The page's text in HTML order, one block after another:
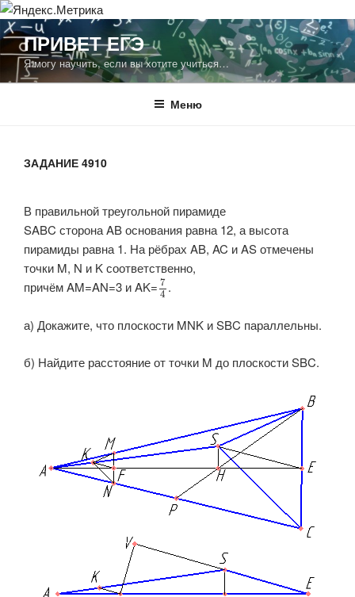
Перейти
содержимому
ПРИВЕТ ЕГЭ
Я могу научить, если вы хотите учиться…
Меню
ЗАДАНИЕ 4910
В правильной треугольной пирамиде
SABC сторонаABоснования равна 12, а высота
пирамиды равна 1. На рёбрах AB, AC иASотмечены
точки M, N и Kсоответственно,
причёмAM=AN=3 иAK=​ 7
4 .
а) Докажите, что плоскости MNK иSBC параллельны.
б) Найдите расстояние от точки M до плоскостиSBC.